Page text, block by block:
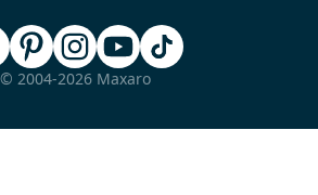
© 2004-2026 Maxaro